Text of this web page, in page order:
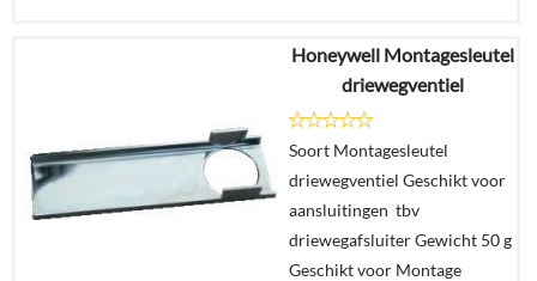
€64,43
€60,23
Details
winkelmand
Honeywell Montagesleutel
driewegventiel
Soort Montagesleutel
driewegventiel Geschikt voor
aansluitingen tbv
driewegafsluiter Gewicht 50 g
Geschikt voor Montage